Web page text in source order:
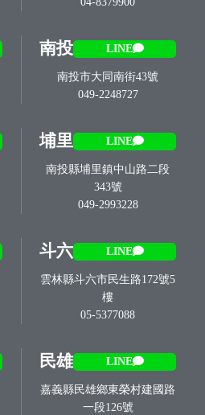
南投 LINE
南投市大同南街43號
049-2248727
埔里 LINE
南投縣埔里鎮中山路二段
343號
049-2993228
斗六 LINE
雲林縣斗六市民生路172號5
樓
05-5377088
民雄 LINE
嘉義縣民雄鄉東榮村建國路
一段126號